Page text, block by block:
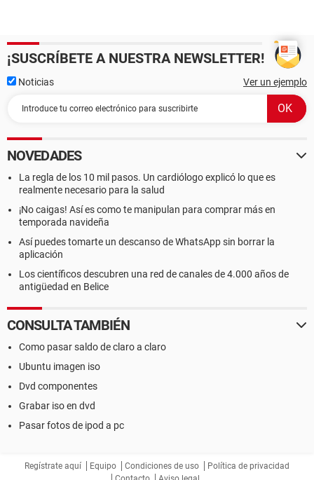
¡SUSCRÍBETE A NUESTRA NEWSLETTER!
Noticias Ver un ejemplo
NOVEDADES
La regla de los 10 mil pasos. Un cardiólogo explicó lo que es
realmente necesario para la salud
¡No caigas! Así es como te manipulan para comprar más en
temporada navideña
Así puedes tomarte un descanso de WhatsApp sin borrar la
aplicación
Los científicos descubren una red de canales de 4.000 años de
antigüedad en Belice
CONSULTA TAMBIÉN
Como pasar saldo de claro a claro
Ubuntu imagen iso
Dvd componentes
Grabar iso en dvd
Pasar fotos de ipod a pc
Regístrate aquí Equipo Condiciones de uso
Política de privacidad